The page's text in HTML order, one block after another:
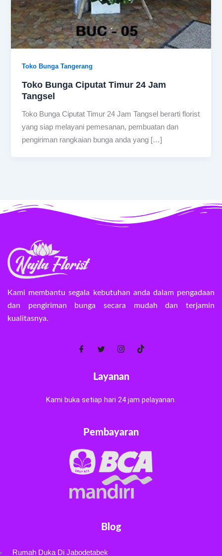
Toko Bunga Tangerang
Toko Bunga Ciputat Timur 24 Jam
Tangsel
Toko Bunga Ciputat Timur 24 Jam Tangsel berarti florist
yang siap melayani pemesanan, pembuatan dan
pengiriman rangkaian bunga anda yang […]
Kami membantu segala kebutuhan anda dalam pengadaan
dan pengiriman bunga secara mudah dan terjamin
kualitasnya.
Layanan
Kami buka setiap hari 24 jam pelayanan.
Pembayaran
Blog
Rumah Duka Di Jabodetabek